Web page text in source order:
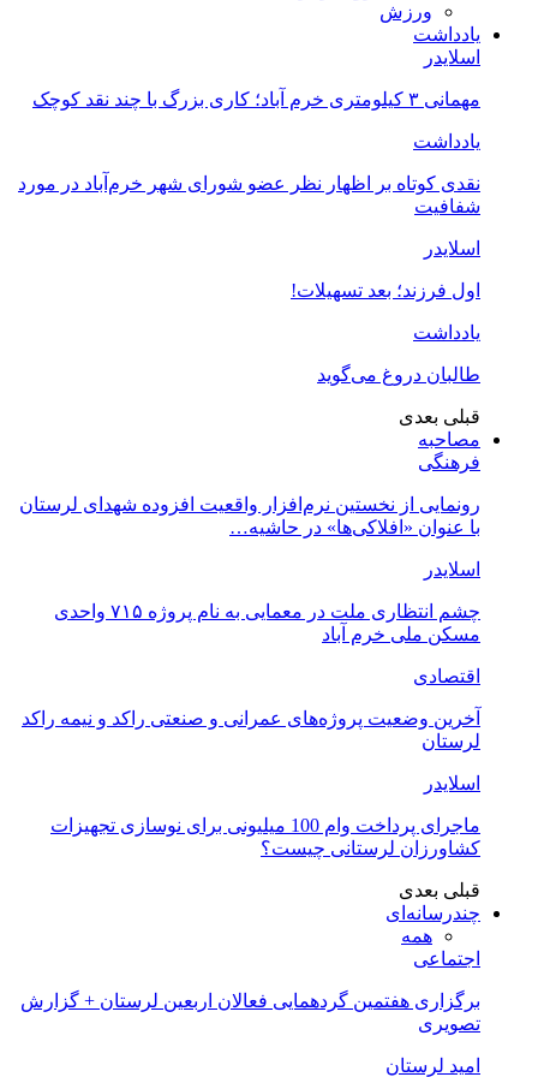
ورزش
یادداشت
اسلایدر
مهمانی ۳ کیلومتری خرم آباد؛ کاری بزرگ با چند نقد کوچک
یادداشت
نقدی کوتاه بر اظهار نظر عضو شورای شهر خرم‌آباد در مورد
شفافیت
اسلایدر
اول فرزند؛ بعد تسهیلات!
یادداشت
طالبان دروغ می‌گوید
قبلی بعدی
مصاحبه
فرهنگی
رونمایی از نخستین نرم‌افزار واقعیت افزوده شهدای لرستان
با عنوان «افلاکی‌ها» در حاشیه…
اسلایدر
چشم انتظاری ملت در معمایی به نام پروژه ۷۱۵ واحدی
مسکن ملی خرم آباد
اقتصادی
آخرین وضعیت پروژه‌های عمرانی و صنعتی راکد و نیمه راکد
لرستان
اسلایدر
ماجرای پرداخت وام 100 میلیونی برای نوسازی تجهیزات
کشاورزان لرستانی چیست؟
قبلی بعدی
چندرسانه‌ای
همه
اجتماعی
برگزاری هفتمین گردهمایی فعالان اربعین لرستان + گزارش
تصویری
امید لرستان